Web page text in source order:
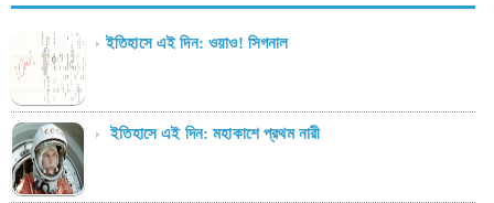
ইতিহাসে এই দিন: ওয়াও! সিগনাল
ইতিহাসে এই দিন: মহাকাশে প্রথম নারী